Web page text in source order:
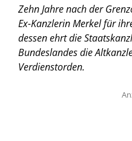
Zehn Jahre nach der
Ex-Kanzlerin Merkel für
dessen ehrt die
Bundeslandes die
Verdienstorden.